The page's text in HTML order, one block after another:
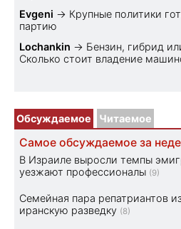
Evgeni → Крупные политики
партию
Lochankin → Бензин, гибрид
Cколько стоит владение
Обсуждаемое Читаемое
Самое обсуждаемое за
В Израиле выросли темпы
уезжают профессионалы (9)
Семейная пара репатриантов
иранскую разведку (8)